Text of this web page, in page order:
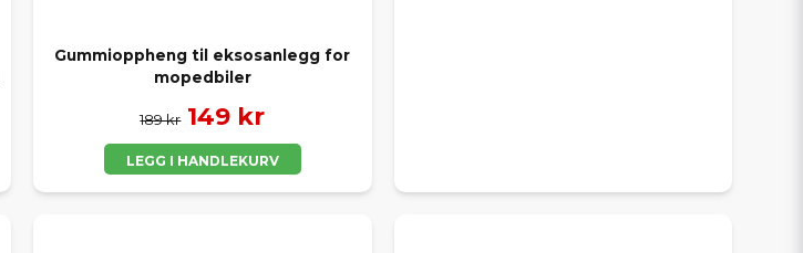
Gummioppheng til eksosanlegg for
mopedbiler
189 kr 149 kr
LEGG I HANDLEKURV